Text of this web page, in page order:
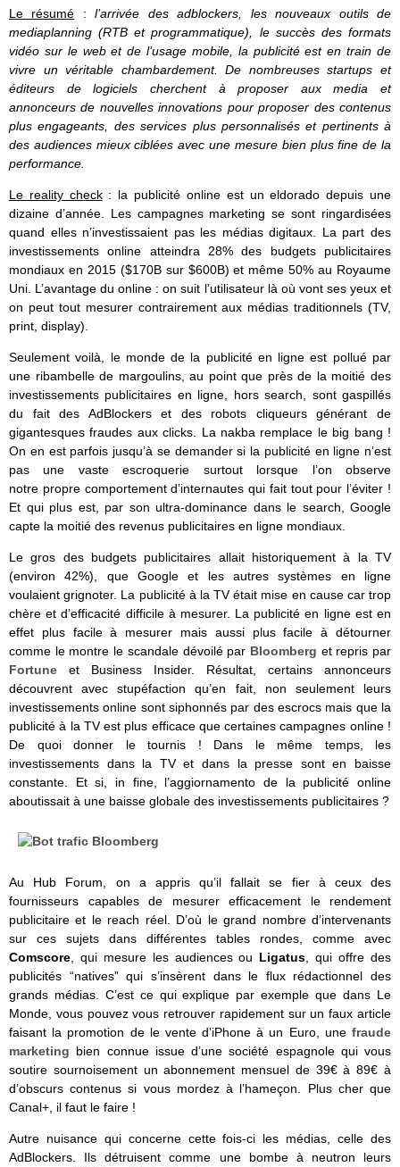
Le résumé :l’arrivée des adblockers, les nouveaux outils de
mediaplanning (RTB et programmatique), le succès des formats
vidéo sur le web et de l’usage mobile, la publicité est en train de
vivre un véritable chambardement. De nombreuses startups et
éditeurs de logiciels cherchent à proposer aux media et
annonceurs de nouvelles innovations pour proposer des contenus
plus engageants, des services plus personnalisés et pertinents à
des audiences mieux ciblées avec une mesure bien plus fine de la
performance.
Le reality check: la publicité online est un eldorado depuis une
dizaine d’année. Les campagnes marketing se sont ringardisées
quand elles n’investissaient pas les médias digitaux. La part des
investissements online atteindra 28% des budgets publicitaires
mondiaux en 2015 ($170B sur $600B) et même 50% au Royaume
Uni. L’avantage du online : on suit l’utilisateur là où vont ses yeux et
on peut tout mesurer contrairement aux médias traditionnels (TV,
print, display).
Seulement voilà, le monde de la publicité en ligne est pollué par
une ribambelle de margoulins, au point que près de la moitié des
investissements publicitaires en ligne, hors search, sont gaspillés
du fait des AdBlockers et des robots cliqueurs générant de
gigantesques fraudes aux clicks. La nakba remplace le big bang !
On en est parfois jusqu’à se demander si la publicité en ligne n’est
pas une vaste escroquerie surtout lorsque l’on observe
notre propre comportement d’internautes qui fait tout pour l’éviter !
Et qui plus est, par son ultra-dominance dans le search, Google
capte la moitié des revenus publicitaires en ligne mondiaux.
Le gros des budgets publicitaires allait historiquement à la TV
(environ 42%), que Google et les autres systèmes en ligne
voulaient grignoter. La publicité à la TV était mise en cause car trop
chère et d’efficacité difficile à mesurer. La publicité en ligne est en
effet plus facile à mesurer mais aussi plus facile à détourner
comme le montre le scandale dévoilé par Bloomberg et repris par
Fortune et Business Insider. Résultat, certains annonceurs
découvrent avec stupéfaction qu’en fait, non seulement leurs
investissements online sont siphonnés par des escrocs mais que la
publicité à la TV est plus efficace que certaines campagnes online !
De quoi donner le tournis ! Dans le même temps, les
investissements dans la TV et dans la presse sont en baisse
constante. Et si, in fine, l’aggiornamento de la publicité online
aboutissait à une baisse globale des investissements publicitaires ?
Au Hub Forum, on a appris qu’il fallait se fier à ceux des
fournisseurs capables de mesurer efficacement le rendement
publicitaire et le reach réel. D’où le grand nombre d’intervenants
sur ces sujets dans différentes tables rondes, comme avec
Comscore , qui mesure les audiences ou Ligatus , qui offre des
publicités “natives” qui s’insèrent dans le flux rédactionnel des
grands médias. C’est ce qui explique par exemple que dans Le
Monde, vous pouvez vous retrouver rapidement sur un faux article
faisant la promotion de le vente d’iPhone à un Euro, une fraude
marketing bien connue issue d’une société espagnole qui vous
soutire sournoisement un abonnement mensuel de 39€ à 89€ à
d’obscurs contenus si vous mordez à l’hameçon. Plus cher que
Canal+, il faut le faire !
Autre nuisance qui concerne cette fois-ci les médias, celle des
AdBlockers. Ils détruisent comme une bombe à neutron leurs